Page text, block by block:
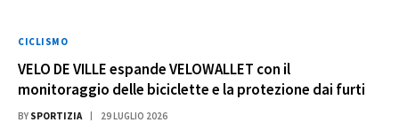
CICLISMO
VELO DE VILLE espande VELOWALLET con il
monitoraggio delle biciclette e la protezione dai furti
BY SPORTIZIA 29 LUGLIO 2026